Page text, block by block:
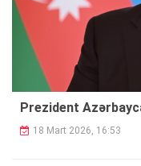
Prezident
18 Mart 2026, 16:53